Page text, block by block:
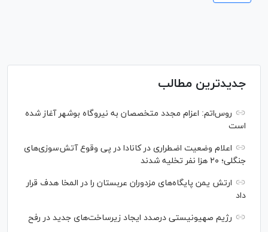
جدیدترین مطالب
روس‌اتم: اعزام مجدد متخصصان به نیروگاه بوشهر آغاز شده
است
اعلام وضعیت اضطراری در کانادا در پی وقوع آتش‌سوزی‌های
جنگلی؛ ۲۰ هزا نفر تخلیه شدند
ارتش یمن پایگاه‌های مزدوران عربستان را در المخا هدف قرار
داد
رژیم صهیونیستی درصدد ایجاد زیرساخت‌های جدید در رفح